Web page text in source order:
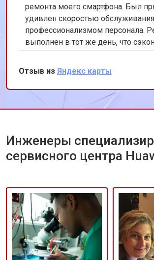
ремонта моего смартфона. Был
удивлен скоростью
профессионализмом персонала.
выполнен в тот же день, что
много времени. Особенно
использование оригинальных
благодаря чему телефон работает
Рекомендую этот сервис всем
техники Huawei.
Отзыв из Яндекс карты
Инженеры
сервисного центра